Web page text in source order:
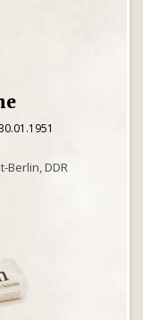
Berlin, DDR